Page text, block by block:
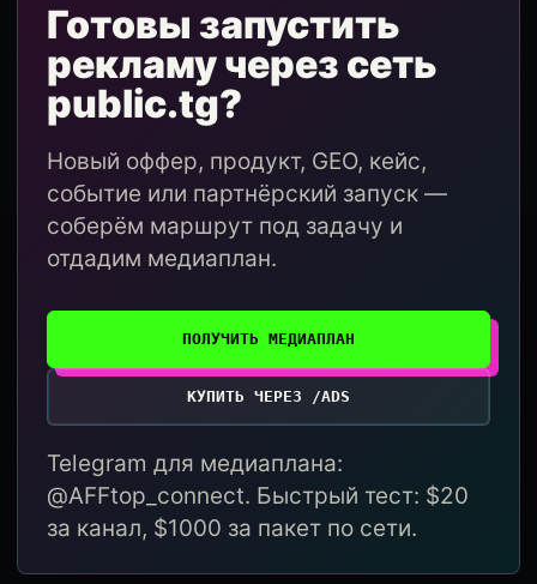
Готовы запустить
рекламу через сеть
public.tg?
Новый оффер, продукт, GEO, кейс,
событие или партнёрский запуск —
соберём маршрут под задачу и
отдадим медиаплан.
ПОЛУЧИТЬ МЕДИАПЛАН
КУПИТЬ ЧЕРЕЗ /ADS
Telegram для медиаплана:
@AFFtop_connect. Быстрый тест: $20
за канал, $1000 за пакет по сети.